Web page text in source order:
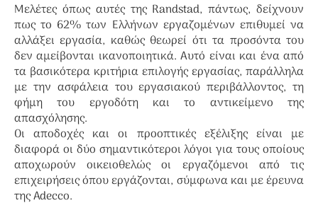
Μελέτες όπως αυτές της Randstad, πάντως, δείχνουν
πως το 62% των Ελλήνων εργαζομένων επιθυμεί να
αλλάξει εργασία, καθώς θεωρεί ότι τα προσόντα του
δεν αμείβονται ικανοποιητικά. Αυτό είναι και ένα από
τα βασικότερα κριτήρια επιλογής εργασίας, παράλληλα
με την ασφάλεια του εργασιακού περιβάλλοντος, τη
φήμη του εργοδότη και το αντικείμενο της
απασχόλησης.
Οι αποδοχές και οι προοπτικές εξέλιξης είναι με
διαφορά οι δύο σημαντικότεροι λόγοι για τους οποίους
αποχωρούν οικειοθελώς οι εργαζόμενοι από τις
επιχειρήσεις όπου εργάζονται, σύμφωνα και με έρευνα
της Adecco.